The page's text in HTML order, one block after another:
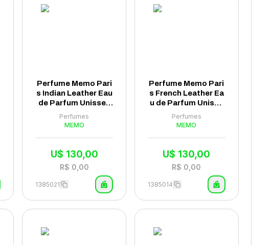
Perfume Memo Pari
s Indian Leather Eau
de Parfum Unissex
75ml
Perfumes
MEMO
U$ 130,00
R$ 0,00
1385021
Perfume Memo Pari
s French Leather Ea
u de Parfum Unisse
x 75ml - (Tester)
Perfumes
MEMO
U$130,00
R$ 0,00
1385014